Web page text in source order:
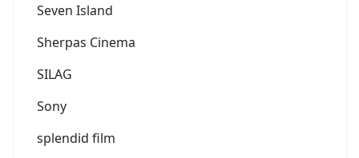
Seven Island
Sherpas Cinema
SILAG
Sony
splendid film